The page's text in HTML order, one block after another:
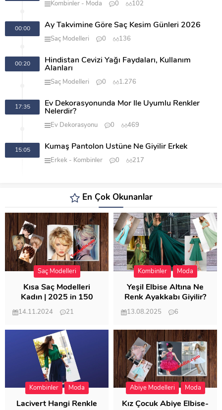
Kombinler Moda 0 102
00:00 Ay Takvimine Göre Saç Kesim Günleri 2026
Saç Modelleri 0 136
00:20
Hindistan Cevizi Yağı Faydaları, Kullanım
Alanları
Saç Modelleri 0 1.276
17:35
Ev Dekorasyonunda Mor İle Uyumlu Renkler
Nelerdir?
Ev Dekorasyonu 0 469
15:05 Kumaş Pantolon Üstüne Ne Giyilir Erkek
Erkek Kombinler 0 217
En Çok Okunanlar
Saç Modelleri
Kısa Saç Modelleri
Kadın | 2025 in 150
Modeli
14.11.2024
21
Kombinler Moda
Yeşil Elbise Altına Ne
Renk Ayakkabı Giyilir?
13.08.2025
6
Kombinler Moda
Lacivert Hangi Renkle
Abiye Modelleri Moda
Kız Çocuk Abiye Elbise-